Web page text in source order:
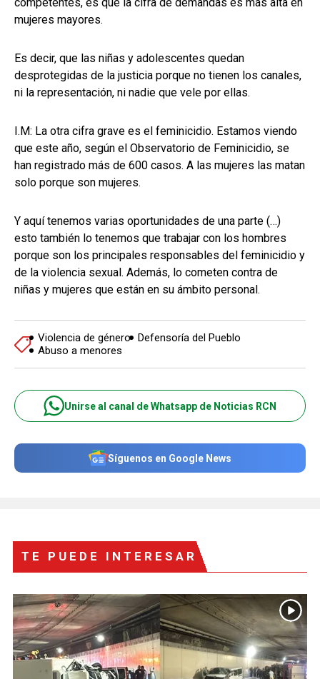
mujeres mayores.
Es decir, que las niñas y adolescentes quedan
desprotegidas de la justicia porque no tienen los canales,
ni la representación, ni nadie que vele por ellas.
I.M: La otra cifra grave es el feminicidio. Estamos viendo
que este año, según el Observatorio de Feminicidio, se
han registrado más de 600 casos. A las mujeres las matan
solo porque son mujeres.
Y aquí tenemos varias oportunidades de una parte (…)
esto también lo tenemos que trabajar con los hombres
porque son los principales responsables del feminicidio y
de la violencia sexual. Además, lo cometen contra de
niñas y mujeres que están en su ámbito personal.
Violencia de género Defensoría del Pueblo
Abuso a menores
Unirse al canal de Whatsapp de Noticias RCN
Síguenos en Google News
TE PUEDE INTERESAR